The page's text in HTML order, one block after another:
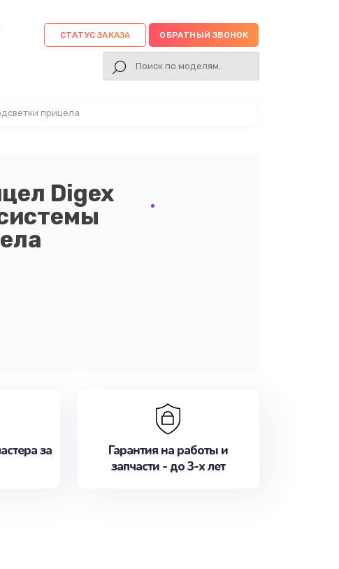
СТАТУС ЗАКАЗА ОБРАТНЫЙ ЗВОНОК
прицела
Digex
за
Гарантия на работы и
запчасти - до 3-х лет